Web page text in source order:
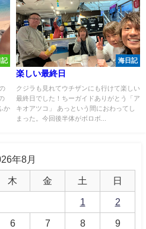
記
か
海日記
楽しい最終日
クジラも見れてウチザンにも行けて楽しい
最終日でした！ちーガイドありがとう「ア
キオアツコ」 あっという間におわってし
まった。今回後半体がボロボ...
年8月
木 金 土 日
1 2
6 7 8 9